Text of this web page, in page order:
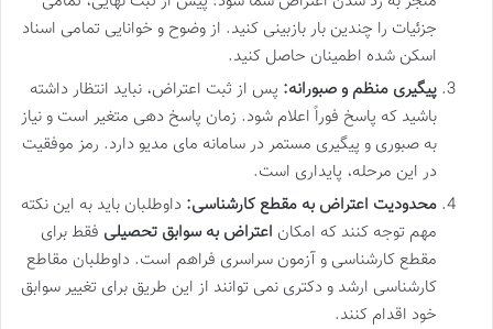
جزئیات را چندین بار بازبینی کنید. از وضوح و خوانایی تمامی اسناد
اسکن شده اطمینان حاصل کنید.
پیگیری منظم و صبورانه: پس از ثبت اعتراض، نباید انتظار داشته
باشید که پاسخ فوراً اعلام شود. زمان پاسخ دهی متغیر است و نیاز
به صبوری و پیگیری مستمر در سامانه مای مدیو دارد. رمز موفقیت
در این مرحله، پایداری است.
محدودیت اعتراض به مقطع کارشناسی: داوطلبان باید به این نکته
مهم توجه کنند که امکان اعتراض به سوابق تحصیلی فقط برای
مقطع کارشناسی و آزمون سراسری فراهم است. داوطلبان مقاطع
کارشناسی ارشد و دکتری نمی توانند از این طریق برای تغییر سوابق
خود اقدام کنند.